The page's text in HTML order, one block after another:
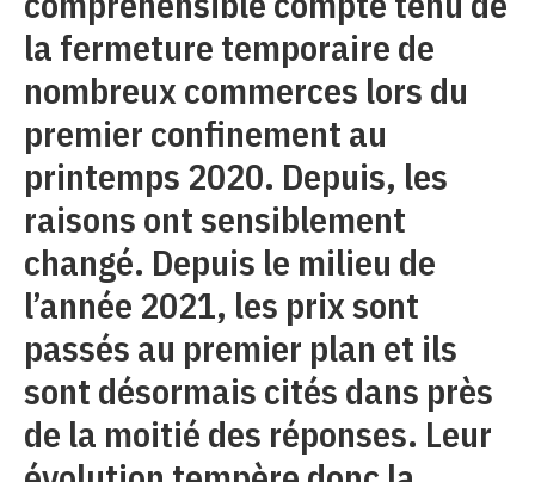
la fermeture temporaire de
nombreux commerces lors du
premier confinement au
printemps 2020. Depuis, les
raisons ont sensiblement
changé. Depuis le milieu de
l’année 2021, les prix sont
passés au premier plan et ils
sont désormais cités dans près
de la moitié des réponses. Leur